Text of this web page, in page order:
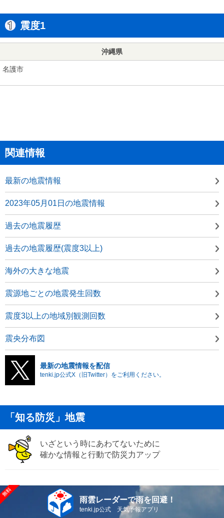
震度1
沖縄県
名護市
関連情報
最新の地震情報
2023年05月01日の地震情報
過去の地震履歴
過去の地震履歴(震度3以上)
海外の大きな地震
震源地ごとの地震発生回数
震度3以上の地域別観測回数
震央分布図
最新の地震情報を配信
tenki.jp公式X（旧Twitter）をご利用ください。
「知る防災」地震
いざという時にあわてないために
確かな情報と行動で防災力アップ
雨雲レーダーで雨を回避！
tenki.jp公式 天気予報アプリ